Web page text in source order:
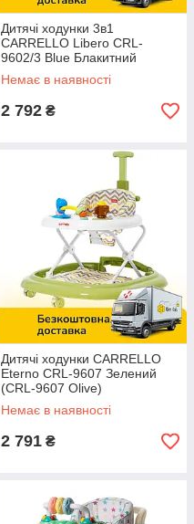
Дитячі ходунки 3в1
CARRELLO Libero CRL-
9602/3 Blue Блакитний
Немає в наявності
2 792 ₴
Дитячі ходунки CARRELLO
Eterno CRL-9607 Зелений
(CRL-9607 Olive)
Немає в наявності
2 791 ₴